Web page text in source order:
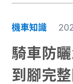
部位。專業的
質，能在摔車
或休閒褲有著
極高的環境中
雨導致路面濕
機車知識
騎車防
到腳完